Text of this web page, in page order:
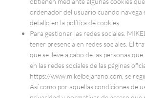
ordenador del usuario cuando navega
detallo en la política de cookies.
Para gestionar las redes sociales.
tener presencia en redes sociales. El
que se lleve a cabo de las personas
en las redes sociales de las páginas
https://www.mikelbejarano.com, se
Así como por aquellas condiciones de